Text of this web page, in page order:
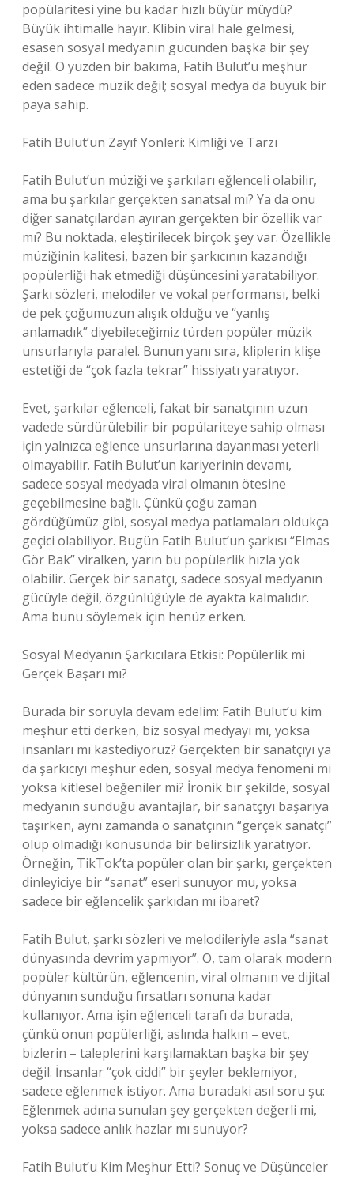
popülaritesi yine bu kadar hızlı büyür müydü?
Büyük ihtimalle hayır. Klibin viral hale gelmesi,
esasen sosyal medyanın gücünden başka bir şey
değil. O yüzden bir bakıma, Fatih Bulut’u meşhur
eden sadece müzik değil; sosyal medya da büyük bir
paya sahip.
Fatih Bulut’un Zayıf Yönleri: Kimliği ve Tarzı
Fatih Bulut’un müziği ve şarkıları eğlenceli olabilir,
ama bu şarkılar gerçekten sanatsal mı? Ya da onu
diğer sanatçılardan ayıran gerçekten bir özellik var
mı? Bu noktada, eleştirilecek birçok şey var. Özellikle
müziğinin kalitesi, bazen bir şarkıcının kazandığı
popülerliği hak etmediği düşüncesini yaratabiliyor.
Şarkı sözleri, melodiler ve vokal performansı, belki
de pek çoğumuzun alışık olduğu ve “yanlış
anlamadık” diyebileceğimiz türden popüler müzik
unsurlarıyla paralel. Bunun yanı sıra, kliplerin klişe
estetiği de “çok fazla tekrar” hissiyatı yaratıyor.
Evet, şarkılar eğlenceli, fakat bir sanatçının uzun
vadede sürdürülebilir bir popülariteye sahip olması
için yalnızca eğlence unsurlarına dayanması yeterli
olmayabilir. Fatih Bulut’un kariyerinin devamı,
sadece sosyal medyada viral olmanın ötesine
geçebilmesine bağlı. Çünkü çoğu zaman
gördüğümüz gibi, sosyal medya patlamaları oldukça
geçici olabiliyor. Bugün Fatih Bulut’un şarkısı “Elmas
Gör Bak” viralken, yarın bu popülerlik hızla yok
olabilir. Gerçek bir sanatçı, sadece sosyal medyanın
gücüyle değil, özgünlüğüyle de ayakta kalmalıdır.
Ama bunu söylemek için henüz erken.
Sosyal Medyanın Şarkıcılara Etkisi: Popülerlik mi
Gerçek Başarı mı?
Burada bir soruyla devam edelim: Fatih Bulut’u kim
meşhur etti derken, biz sosyal medyayı mı, yoksa
insanları mı kastediyoruz? Gerçekten bir sanatçıyı ya
da şarkıcıyı meşhur eden, sosyal medya fenomeni mi
yoksa kitlesel beğeniler mi? İronik bir şekilde, sosyal
medyanın sunduğu avantajlar, bir sanatçıyı başarıya
taşırken, aynı zamanda o sanatçının “gerçek sanatçı”
olup olmadığı konusunda bir belirsizlik yaratıyor.
Örneğin, TikTok’ta popüler olan bir şarkı, gerçekten
dinleyiciye bir “sanat” eseri sunuyor mu, yoksa
sadece bir eğlencelik şarkıdan mı ibaret?
Fatih Bulut, şarkı sözleri ve melodileriyle asla “sanat
dünyasında devrim yapmıyor”. O, tam olarak modern
popüler kültürün, eğlencenin, viral olmanın ve dijital
dünyanın sunduğu fırsatları sonuna kadar
kullanıyor. Ama işin eğlenceli tarafı da burada,
çünkü onun popülerliği, aslında halkın – evet,
bizlerin – taleplerini karşılamaktan başka bir şey
değil. İnsanlar “çok ciddi” bir şeyler beklemiyor,
sadece eğlenmek istiyor. Ama buradaki asıl soru şu:
Eğlenmek adına sunulan şey gerçekten değerli mi,
yoksa sadece anlık hazlar mı sunuyor?
Fatih Bulut’u Kim Meşhur Etti? Sonuç ve Düşünceler